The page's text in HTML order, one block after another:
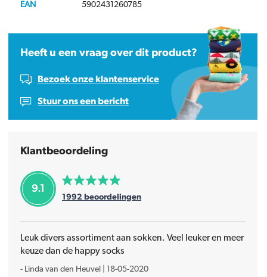
EAN 5902431260785
Heeft u een vraag over dit product?
Bezoek onze klantenservice
Stuur ons een bericht
Klantbeoordeling
9.1
1992 beoordelingen
Leuk divers assortiment aan sokken. Veel leuker en meer
keuze dan de happy socks
- Linda van den Heuvel 18-05-2020